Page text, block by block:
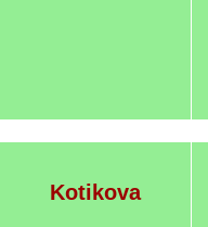
Kotikova